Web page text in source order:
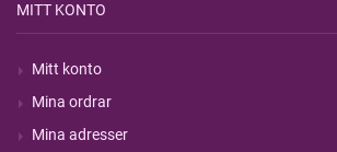
MITT KONTO
Mitt konto
Mina ordrar
Mina adresser